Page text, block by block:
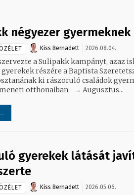
négyezer gyermeknek
Kiss Bernadett 2026.08.04.
a Sulipakk kampányt, azaz
részére a Baptista
ki rászoruló családok
családok átmeneti otthonaiban. → Augusztus...
gyerekek látását
Kiss Bernadett 2026.05.06.